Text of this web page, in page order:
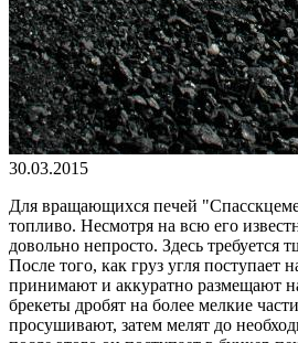
30.03.2015
Для вращающихся печей
топливо. Несмотря на всю его
довольно непросто. Здесь требуется
После того, как груз угля поступает
принимают и аккуратно размещают
брекеты дробят на более мелкие
просушивают, затем мелят до